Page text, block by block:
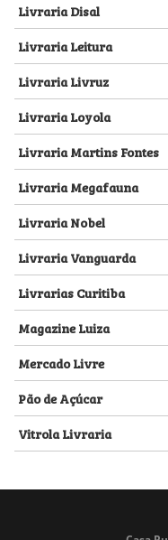
Livraria Disal
Livraria Leitura
Livraria Livruz
Livraria Loyola
Livraria Martins Fontes
Livraria Megafauna
Livraria Nobel
Livraria Vanguarda
Livrarias Curitiba
Magazine Luiza
Mercado Livre
Pão de Açúcar
Vitrola Livraria